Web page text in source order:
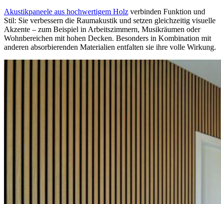
Akustikpaneele aus hochwertigem Holz verbinden Funktion und
Stil: Sie verbessern die Raumakustik und setzen gleichzeitig visuelle
Akzente – zum Beispiel in Arbeitszimmern, Musikräumen oder
Wohnbereichen mit hohen Decken. Besonders in Kombination mit
anderen absorbierenden Materialien entfalten sie ihre volle Wirkung.